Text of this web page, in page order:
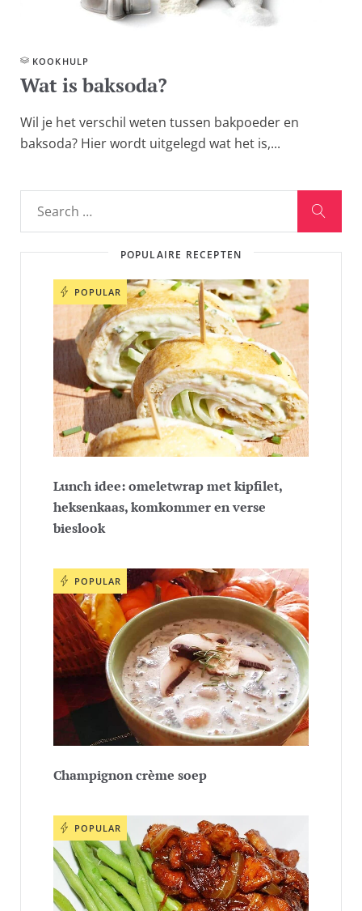
KOOKHULP
Wat is baksoda?
Wil je het verschil weten tussen bakpoeder en
baksoda? Hier wordt uitgelegd wat het is,...
POPULAIRE RECEPTEN
POPULAR
Lunch idee: omeletwrap met kipfilet,
heksenkaas, komkommer en verse
bieslook
POPULAR
Champignon crème soep
POPULAR